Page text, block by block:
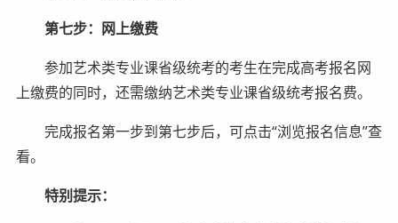
第七步：网上缴费
参加艺术类专业课省级统考的考生在完成高考报名网
上缴费的同时，还需缴纳艺术类专业课省级统考报名费。
完成报名第一步到第七步后，可点击“浏览报名信息”查
看。
特别提示：